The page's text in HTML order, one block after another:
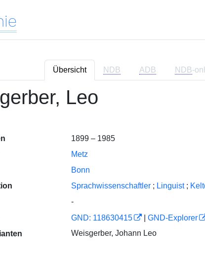
Übersicht NDB ADB NDB-
Leo
1899 – 1985
Metz
Bonn
Sprachwissenschaftler ; Linguist ;
-
GND: 118630415 GND-Explorer
Weisgerber, Johann Leo